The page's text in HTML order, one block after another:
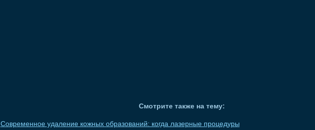
Смотрите также на тему:
Современное удаление кожных образований: когда лазерные процедуры